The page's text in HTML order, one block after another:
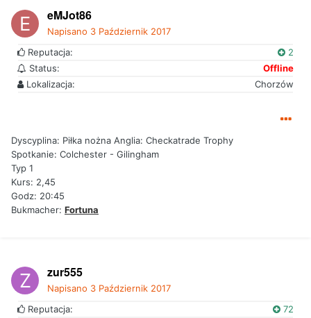
eMJot86
Napisano 3 Październik 2017
Reputacja:
2
Status:
Offline
Lokalizacja:
Chorzów
Dyscyplina: Piłka nożna Anglia: Checkatrade Trophy
Spotkanie: Colchester - Gilingham
Typ 1
Kurs: 2,45
Godz: 20:45
Bukmacher: Fortuna
zur555
Napisano 3 Październik 2017
Reputacja:
72